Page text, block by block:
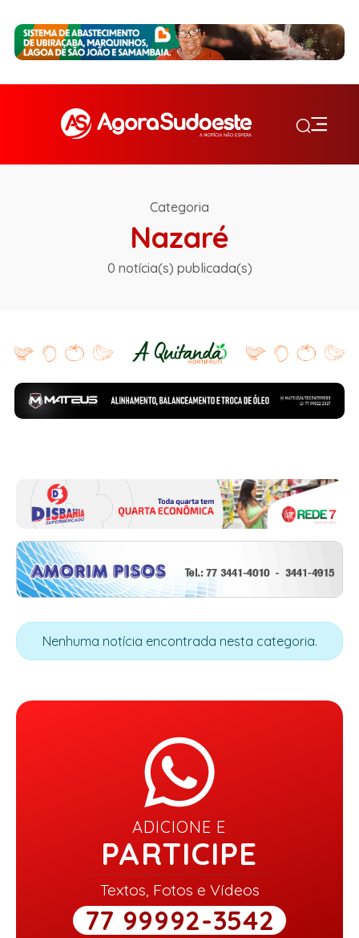
Categoria
Nazaré
0 notícia(s) publicada(s)
Nenhuma notícia encontrada nesta categoria.
ADICIONE E
PARTICIPE
Textos, Fotos e Vídeos
77 99992-3542